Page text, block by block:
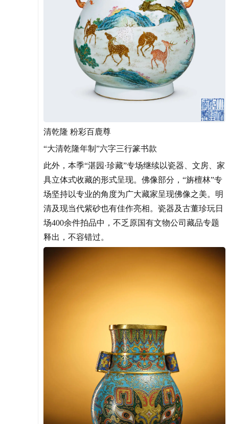
清乾隆 粉彩百鹿尊
“大清乾隆年制”六字三行篆书款
此外，本季“湛园·珍藏”专场继续以瓷器、文房、家
具立体式收藏的形式呈现。佛像部分，“旃檀林”专
场坚持以专业的角度为广大藏家呈现佛像之美。明
清及现当代紫砂也有佳作亮相。瓷器及古董珍玩日
场400余件拍品中，不乏原国有文物公司藏品专题
释出，不容错过。